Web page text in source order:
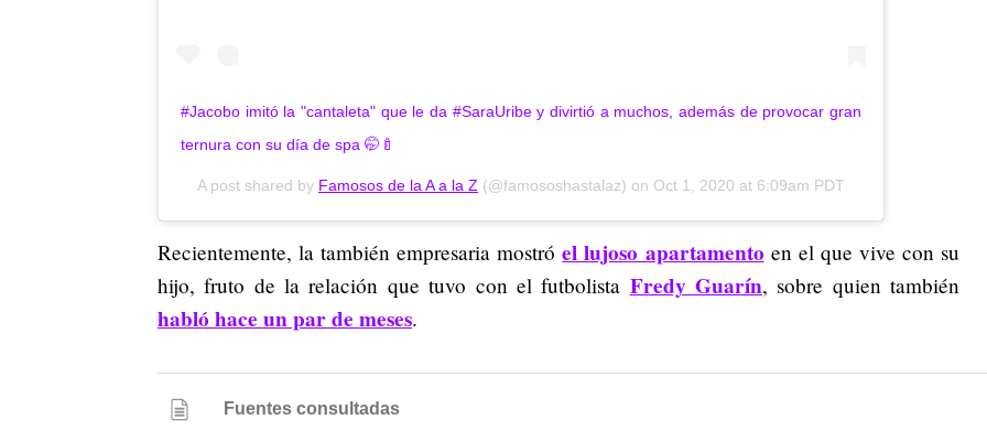
#Jacobo imitó la "cantaleta" que le da #SaraUribe y divirtió a muchos, además de provocar gran
ternura con su día de spa 🤭🍼
A post shared by Famosos de la A a la Z (@famososhastalaz) on Oct 1, 2020 at 6:09am PDT
Recientemente, la también empresaria mostróel lujoso apartamento en el que vive con su
hijo, fruto de la relación que tuvo con el futbolista Fredy Guarín, sobre quien también
habló hace un par de meses.
Fuentes consultadas